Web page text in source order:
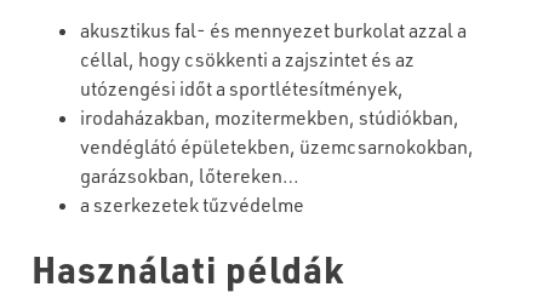
akusztikus fal- és mennyezet burkolat azzal a
céllal, hogy csökkenti a zajszintet és az
utózengési időt a sportlétesítmények,
irodaházakban, mozitermekben, stúdiókban,
vendéglátó épületekben, üzemcsarnokokban,
garázsokban, lőtereken…
a szerkezetek tűzvédelme
Használati példák